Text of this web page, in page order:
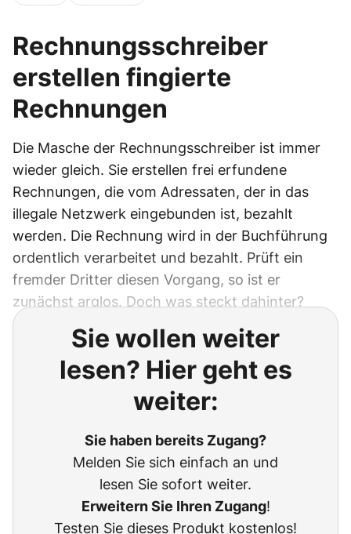
Rechnungsschreiber
erstellen fingierte
Rechnungen
Die Masche der Rechnungsschreiber ist immer
wieder gleich. Sie erstellen frei erfundene
Rechnungen, die vom Adressaten, der in das
illegale Netzwerk eingebunden ist, bezahlt
werden. Die Rechnung wird in der Buchführung
ordentlich verarbeitet und bezahlt. Prüft ein
fremder Dritter diesen Vorgang, so ist er
zunächst arglos. Doch was steckt dahinter?
Sie wollen weiter
lesen? Hier geht es
weiter:
Sie haben bereits Zugang?
Melden Sie sich einfach an und
lesen Sie sofort weiter.
Erweitern Sie Ihren Zugang!
Testen Sie dieses Produkt kostenlos!